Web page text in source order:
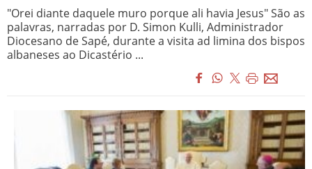
"Orei diante daquele muro porque ali havia Jesus" São as
palavras, narradas por D. Simon Kulli, Administrador
Diocesano de Sapé, durante a visita ad limina dos bispos
albaneses ao Dicastério ...